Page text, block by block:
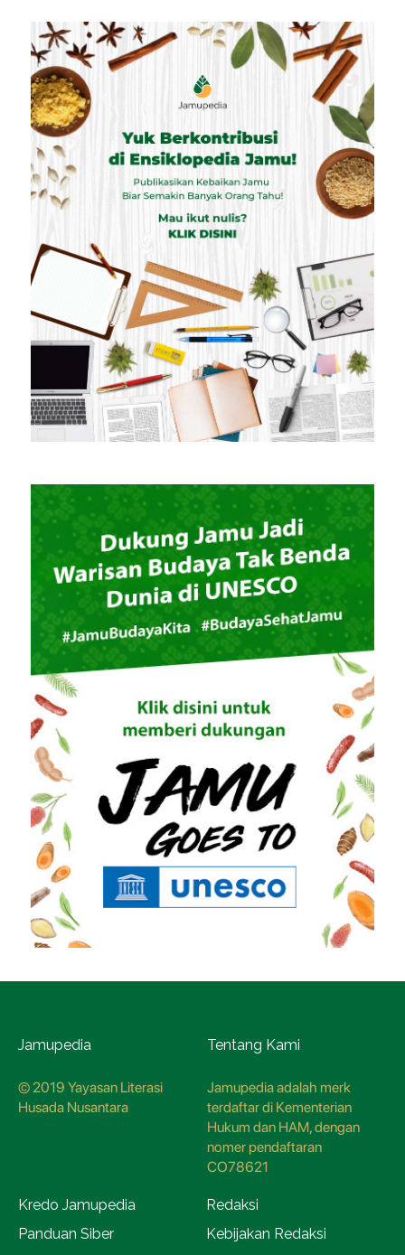
Jamupedia
© 2019 Yayasan Literasi
Husada Nusantara
Tentang Kami
Jamupedia adalah merk
terdaftar di Kementerian
Hukum dan HAM, dengan
nomer pendaftaran
CO78621
Kredo Jamupedia
Redaksi
Panduan Siber
Kebijakan Redaksi